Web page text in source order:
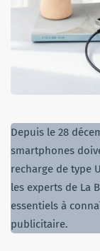
Depuis le 28
smartphones
recharge de type
les experts de La
essentiels à
publicitaire.